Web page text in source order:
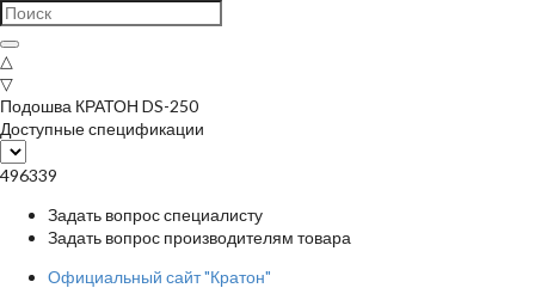
△
▽
Подошва КРАТОН DS-250
Доступные спецификации
496339
Задать вопрос специалисту
Задать вопрос производителям товара
Официальный сайт "Кратон"